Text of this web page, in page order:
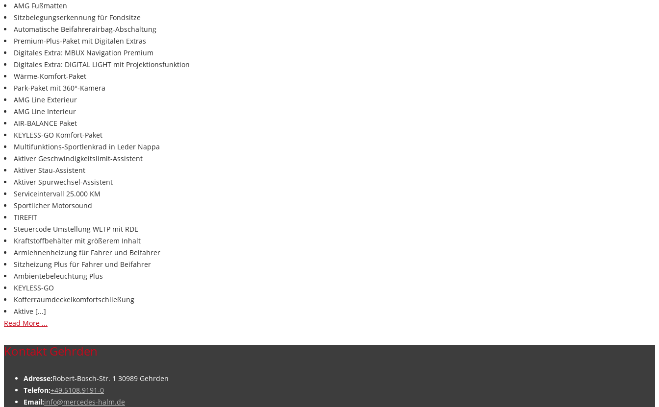
AMG Fußmatten
Sitzbelegungserkennung für Fondsitze
Automatische Beifahrerairbag-Abschaltung
Premium-Plus-Paket mit Digitalen Extras
Digitales Extra: MBUX Navigation Premium
Digitales Extra: DIGITAL LIGHT mit Projektionsfunktion
Wärme-Komfort-Paket
Park-Paket mit 360°-Kamera
AMG Line Exterieur
AMG Line Interieur
AIR-BALANCE Paket
KEYLESS-GO Komfort-Paket
Multifunktions-Sportlenkrad in Leder Nappa
Aktiver Geschwindigkeitslimit-Assistent
Aktiver Stau-Assistent
Aktiver Spurwechsel-Assistent
Serviceintervall 25.000 KM
Sportlicher Motorsound
TIREFIT
Steuercode Umstellung WLTP mit RDE
Kraftstoffbehälter mit größerem Inhalt
Armlehnenheizung für Fahrer und Beifahrer
Sitzheizung Plus für Fahrer und Beifahrer
Ambientebeleuchtung Plus
KEYLESS-GO
Kofferraumdeckelkomfortschließung
Aktive [...]
Read More ...
Kontakt Gehrden
Adresse:Robert-Bosch-Str. 1 30989 Gehrden
Telefon:+49.5108.9191-0
Email:info@mercedes-halm.de